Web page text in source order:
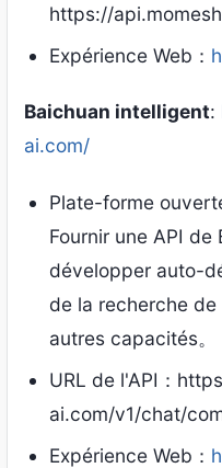
https://
Expérience Web：
Baichuan intelligent:
ai.com/
Plate-forme
Fournir une API de
développer auto-
de la recherche
autres capacités。
URL de l'API：
ai.com/v1/chat/
Expérience Web：